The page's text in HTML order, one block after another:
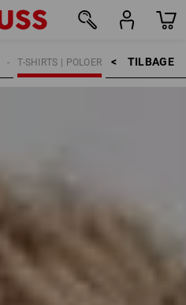
TILBAGE    >
T-SHIRTS | POLOER